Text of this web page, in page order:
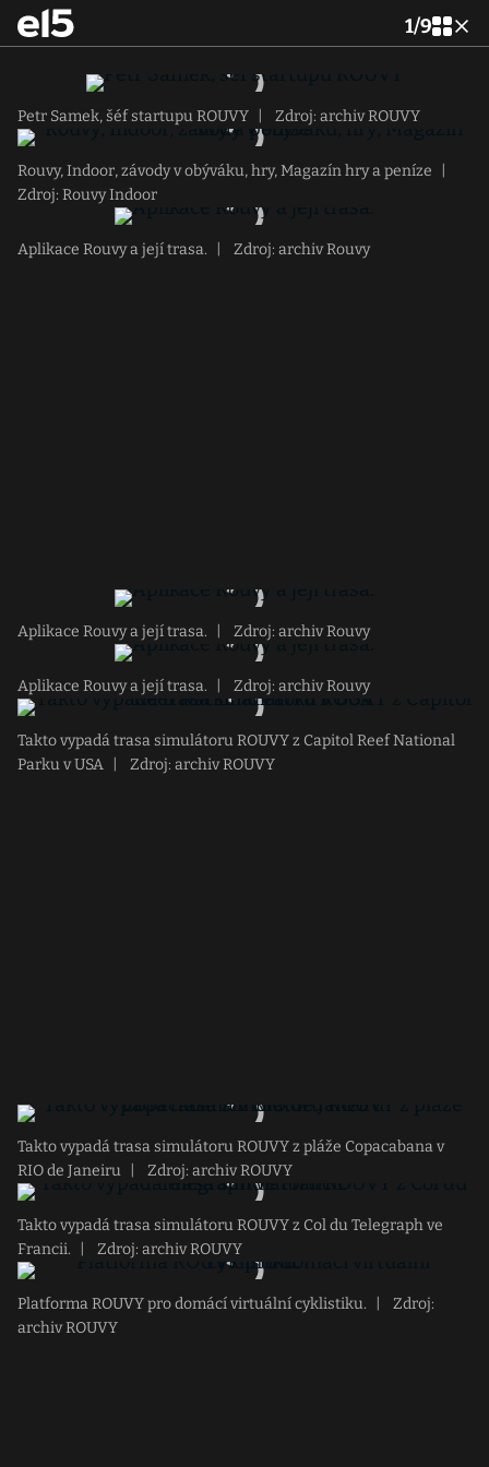
1/9
Petr Samek, šéf startupu ROUVY Zdroj: archiv ROUVY
Rouvy, Indoor, závody v obýváku, hry, Magazín hry a peníze
Zdroj: Rouvy Indoor
Aplikace Rouvy a její trasa. Zdroj: archiv Rouvy
Aplikace Rouvy a její trasa. Zdroj: archiv Rouvy
Aplikace Rouvy a její trasa. Zdroj: archiv Rouvy
Takto vypadá trasa simulátoru ROUVY z Capitol Reef National
Parku v USA
Zdroj: archiv ROUVY
Takto vypadá trasa simulátoru ROUVY z pláže Copacabana v
RIO de Janeiru
Zdroj: archiv ROUVY
Takto vypadá trasa simulátoru ROUVY z Col du Telegraph ve
Francii.
Zdroj: archiv ROUVY
Platforma ROUVY pro domácí virtuální cyklistiku.
Zdroj:
archiv ROUVY